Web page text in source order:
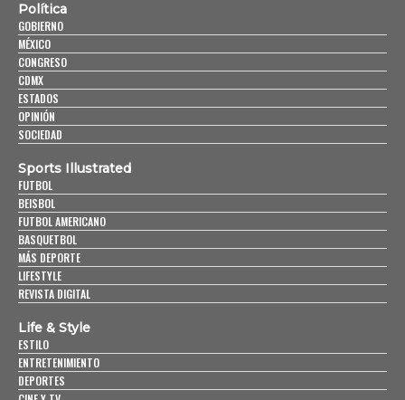
Política
GOBIERNO
MÉXICO
CONGRESO
CDMX
ESTADOS
OPINIÓN
SOCIEDAD
Sports Illustrated
FUTBOL
BEISBOL
FUTBOL AMERICANO
BASQUETBOL
MÁS DEPORTE
LIFESTYLE
REVISTA DIGITAL
Life & Style
ESTILO
ENTRETENIMIENTO
DEPORTES